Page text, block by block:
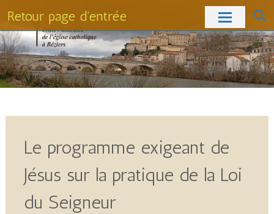
Retour page d'entrée
Skip
to
content
Le programme exigeant de
Jésus sur la pratique de la Loi
du Seigneur